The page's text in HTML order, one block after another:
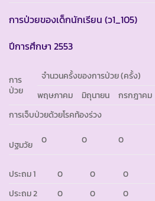
การป่วยของเด็กนักเรียน (ว1_105)
ปีการศึกษา 2553
การ
ป่วย
จำนวนครั้งของการป่วย (ครั้ง)
พฤษภาคม
มิถุนายน กรกฎาคม
การเจ็บป่วยด้วยโรคท้องร่วง
ปฐมวัย 0 0 0
ประถม 1 0 0 0
ประถม 2
0 0 0